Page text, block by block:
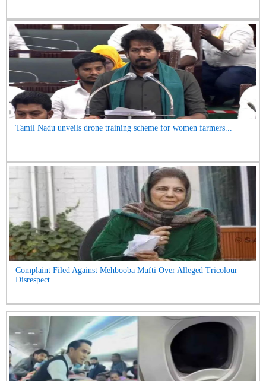
Tamil Nadu unveils drone training scheme for women farmers...
Complaint Filed Against Mehbooba Mufti Over Alleged Tricolour
Disrespect...